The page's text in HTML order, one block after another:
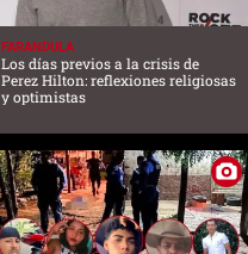
FARANDULA
Los días previos a la crisis de
Perez Hilton: reflexiones religiosas
y optimistas